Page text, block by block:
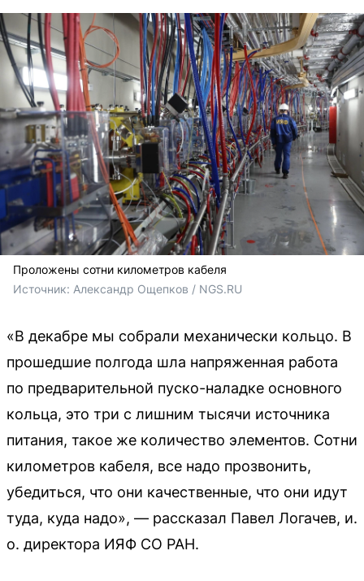
Проложены сотни километров кабеля
Источник: Александр Ощепков / NGS.RU
«В декабре мы собрали механически кольцо. В
прошедшие полгода шла напряженная работа
по предварительной пуско-наладке основного
кольца, это три с лишним тысячи источника
питания, такое же количество элементов. Сотни
километров кабеля, все надо прозвонить,
убедиться, что они качественные, что они идут
туда, куда надо», — рассказал Павел Логачев, и.
о. директора ИЯФ СО РАН.